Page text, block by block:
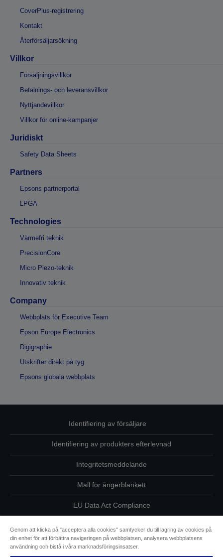
CoverPlus-registrering
Kontakt
Återförsäljarsökning
Villkor
Försäljningsvillkor
Betalnings- och leveransvillkor
Nyttjandevillkor
Villkor för online-kampanjer
Juridiskt
Safety Data Sheets
Partners
Epsons partnerportal
LPGA
Technologies
Värmefri teknik
PrecisionCore
Micro Piezo-teknik
Innovativ teknik
Company
Webbplats för Executive Team
Epson Europe Electronics
Digigraphie
Utskrifter direkt på tyg
Epsons globala webbplats
Identifiering av försäljare
Identifiering av produkters efterlevnad
Integritetsmeddelande
Mall för ångerblankett
EU Data Act Compliance
Kontakta oss angående dina uppgifter
Information om cookies
Genom att klicka på "acceptera alla cookies" samtycker du till lagring av cookies på
din enhet för att förbättra navigeringen på webbplatsen, analysera webbplatsens
användning och bistå i våra marknadsföringsinsatser.